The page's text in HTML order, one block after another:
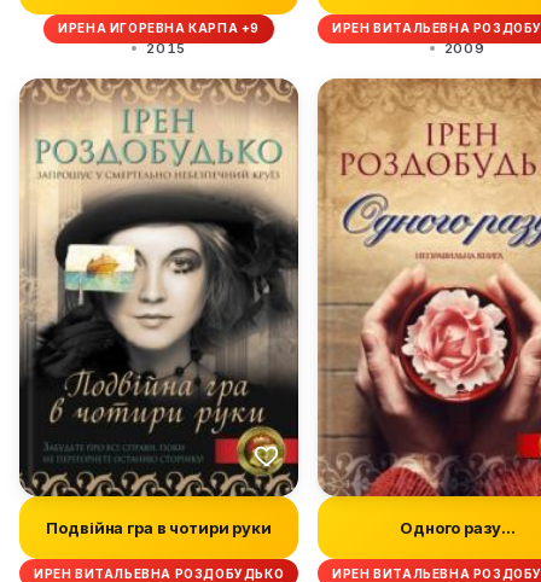
ИРЕНА ИГОРЕВНА КАРПА +9
2015
ИРЕН ВИТАЛЬЕВНА
2009
Подвійна гра в чотири руки
ИРЕН ВИТАЛЬЕВНА РОЗДОБУДЬКО
Одного разу…
ИРЕН ВИТАЛЬЕВНА